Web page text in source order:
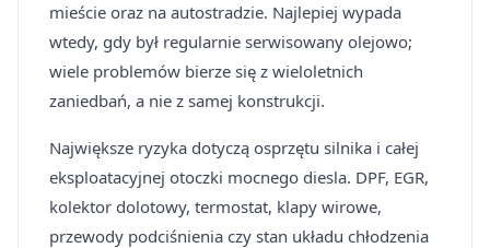
mieście oraz na autostradzie. Najlepiej wypada
wtedy, gdy był regularnie serwisowany olejowo;
wiele problemów bierze się z wieloletnich
zaniedbań, a nie z samej konstrukcji.
Największe ryzyka dotyczą osprzętu silnika i całej
eksploatacyjnej otoczki mocnego diesla. DPF, EGR,
kolektor dolotowy, termostat, klapy wirowe,
przewody podciśnienia czy stan układu chłodzenia